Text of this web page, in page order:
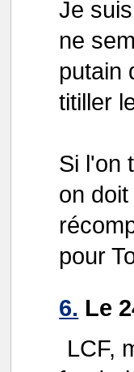
Je
ne
putain
titiller
Si l'on
on
pour
6. Le
LCF,